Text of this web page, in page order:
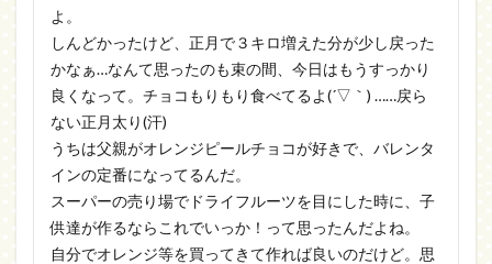
よ。
しんどかったけど、正月で３キロ増えた分が少し戻った
かなぁ…なんて思ったのも束の間、今日はもうすっかり
良くなって。チョコもりもり食べてるよ(´▽｀) ……戻ら
ない正月太り(汗)
うちは父親がオレンジピールチョコが好きで、バレンタ
インの定番になってるんだ。
スーパーの売り場でドライフルーツを目にした時に、子
供達が作るならこれでいっか！って思ったんだよね。
自分でオレンジ等を買ってきて作れば良いのだけど。思